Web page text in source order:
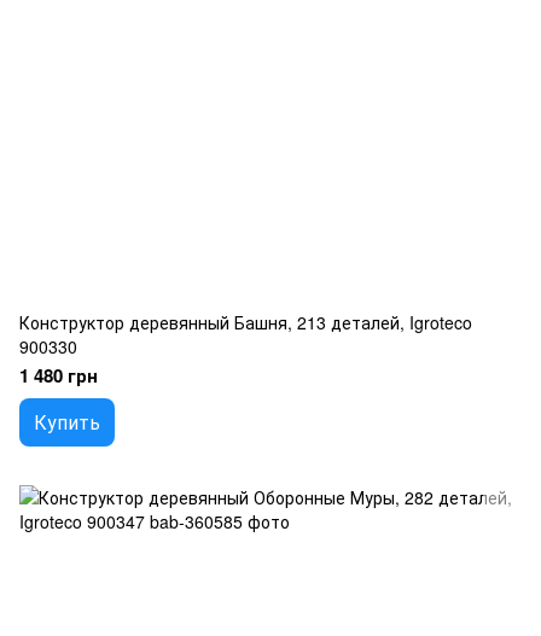
Конструктор деревянный Башня, 213 деталей, Igroteco
900330
1 480 грн
Купить